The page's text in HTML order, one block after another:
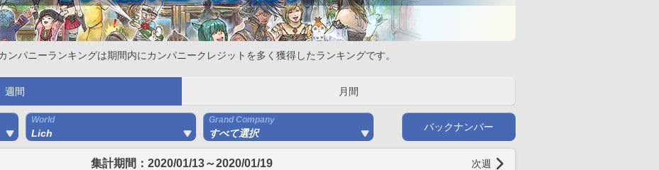
ンパニーランキングは期間内にカンパニークレジットを多く獲得したランキングです。
週間 月間
World
Lich
Grand Company
すべて選択
バックナンバー
集計期間：2020/01/13～2020/01/19 次週